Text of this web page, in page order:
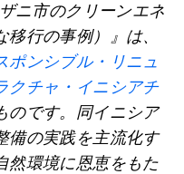
ニ市のクリーンエネ
行の事例）』は、
ポンシブル・リニュ
クチャ・イニシアチ
のです。同イニシア
備の実践を主流化す
然環境に恩恵をもた